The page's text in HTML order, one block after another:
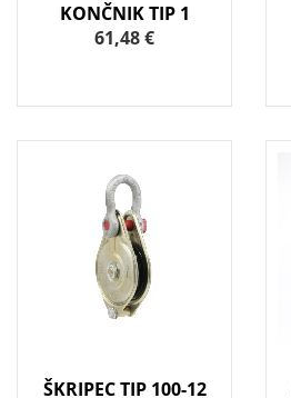
KONČNIK TIP 1
61,48 €
ŠKRIPEC TIP 100-12